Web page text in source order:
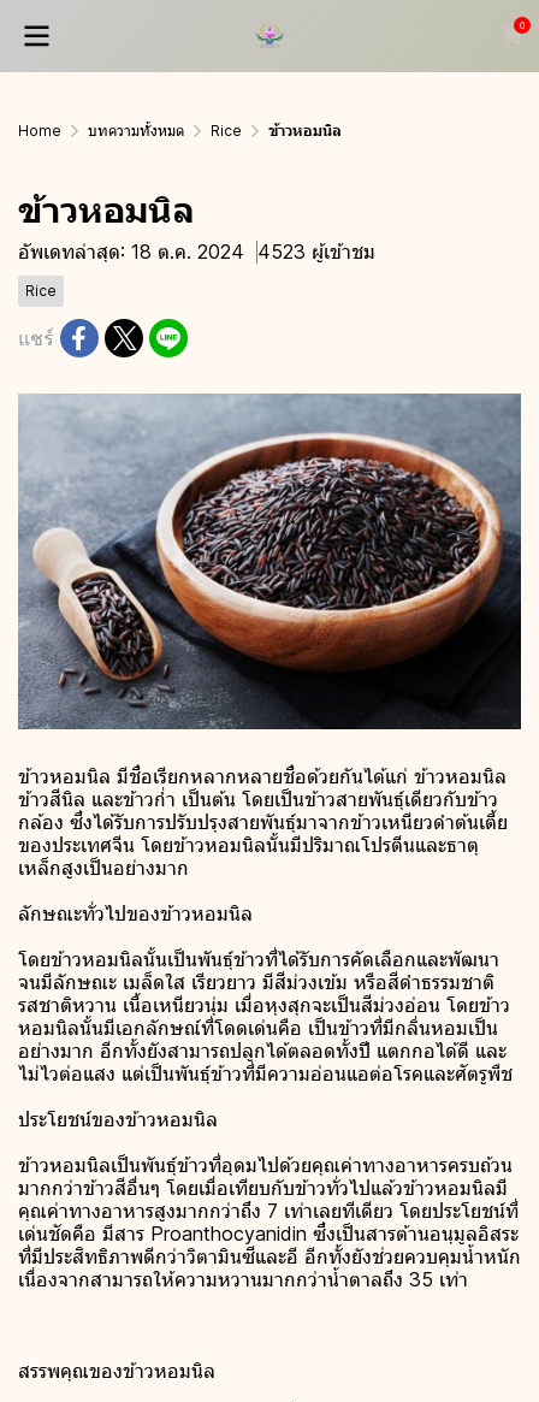
0
Home บทความทั้งหมด Rice ข้าวหอมนิล
ข้าวหอมนิล
อัพเดทล่าสุด: 18 ต.ค. 2024 4523 ผู้เข้าชม
Rice
แชร์
ข้าวหอมนิล มีชื่อเรียกหลากหลายชื่อด้วยกันได้แก่ ข้าวหอมนิล
ข้าวสีนิล และข้าวก่ำ เป็นต้น โดยเป็นข้าวสายพันธุ์เดียวกับข้าว
กล้อง ซึ่งได้รับการปรับปรุงสายพันธุ์มาจากข้าวเหนียวดำต้นเตี้ย
ของประเทศจีน โดยข้าวหอมนิลนั้นมีปริมาณโปรตีนและธาตุ
เหล็กสูงเป็นอย่างมาก
ลักษณะทั่วไปของข้าวหอมนิล
โดยข้าวหอมนิลนั้นเป็นพันธุ์ข้าวที่ได้รับการคัดเลือกและพัฒนา
จนมีลักษณะ เมล็ดใส เรียวยาว มีสีม่วงเข้ม หรือสีดำธรรมชาติ
รสชาติหวาน เนื้อเหนียวนุ่ม เมื่อหุงสุกจะเป็นสีม่วงอ่อน โดยข้าว
หอมนิลนั้นมีเอกลักษณ์ที่โดดเด่นคือ เป็นข้าวที่มีกลิ่นหอมเป็น
อย่างมาก อีกทั้งยังสามารถปลูกได้ตลอดทั้งปี แตกกอได้ดี และ
ไม่ไวต่อแสง แต่เป็นพันธุ์ข้าวที่มีความอ่อนแอต่อโรคและศัตรูพืช
ประโยชน์ของข้าวหอมนิล
ข้าวหอมนิลเป็นพันธุ์ข้าวที่อุดมไปด้วยคุณค่าทางอาหารครบถ้วน
มากกว่าข้าวสีอื่นๆ โดยเมื่อเทียบกับข้าวทั่วไปแล้วข้าวหอมนิลมี
คุณค่าทางอาหารสูงมากกว่าถึง 7 เท่าเลยทีเดียว โดยประโยชน์ที่
เด่นชัดคือ มีสาร Proanthocyanidin ซึ่งเป็นสารต้านอนุมูลอิสระ
ที่มีประสิทธิภาพดีกว่าวิตามินซีและอี อีกทั้งยังช่วยควบคุมน้ำหนัก
เนื่องจากสามารถให้ความหวานมากกว่าน้ำตาลถึง 35 เท่า
สรรพคุณของข้าวหอมนิล